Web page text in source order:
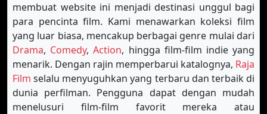
membuat website ini menjadi destinasi unggul bagi
para pencinta film. Kami menawarkan koleksi film
yang luar biasa, mencakup berbagai genre mulai dari
Drama, Comedy,Action, hingga film-film indie yang
menarik. Dengan rajin memperbarui katalognya, Raja
Film selalu menyuguhkan yang terbaru dan terbaik di
dunia perfilman. Pengguna dapat dengan mudah
menelusuri film-film favorit mereka atau